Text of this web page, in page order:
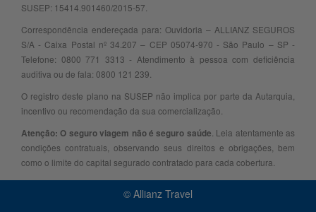
SUSEP: 15414.901460/2015-57.
Correspondência endereçada para: Ouvidoria – ALLIANZ SEGUROS
S/A - Caixa Postal nº 34.207 – CEP 05074-970 - São Paulo – SP -
Telefone: 0800 771 3313 - Atendimento à pessoa com deficiência
auditiva ou de fala: 0800 121 239.
O registro deste plano na SUSEP não implica por parte da Autarquia,
incentivo ou recomendação da sua comercialização.
Atenção: O seguro viagem não é seguro saúde . Leia atentamente as
condições contratuais, observando seus direitos e obrigações, bem
como o limite do capital segurado contratado para cada cobertura.
© Allianz Travel